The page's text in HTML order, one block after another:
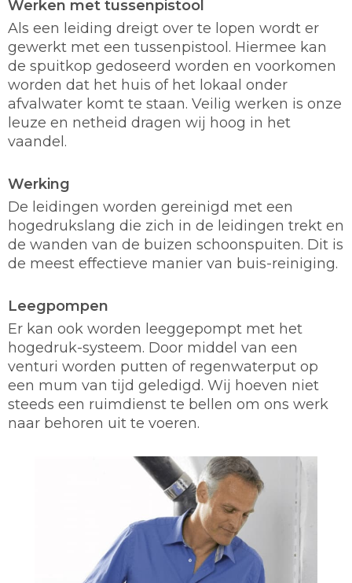
Werken met tussenpistool
Als een leiding dreigt over te lopen wordt er
gewerkt met een tussenpistool. Hiermee kan
de spuitkop gedoseerd worden en voorkomen
worden dat het huis of het lokaal onder
afvalwater komt te staan. Veilig werken is onze
leuze en netheid dragen wij hoog in het
vaandel.
Werking
De leidingen worden gereinigd met een
hogedrukslang die zich in de leidingen trekt en
de wanden van de buizen schoonspuiten. Dit is
de meest effectieve manier van buis-reiniging.
Leegpompen
Er kan ook worden leeggepompt met het
hogedruk-systeem. Door middel van een
venturi worden putten of regenwaterput op
een mum van tijd geledigd. Wij hoeven niet
steeds een ruimdienst te bellen om ons werk
naar behoren uit te voeren.